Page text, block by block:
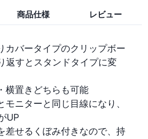
商品仕様 レビュー
カバータイプのクリップボー
返すとスタンドタイプに変
横置きどちらも可能
ニターと同じ目線になり、
UP
差せるくぼみ付きなので、持